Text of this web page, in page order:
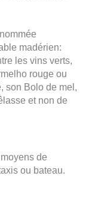
madérien:
les vins verts,
rouge ou
son Bolo de mel,
et non de
de
ou bateau.